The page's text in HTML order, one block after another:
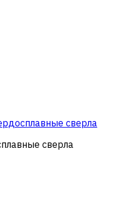
сверла
сверла